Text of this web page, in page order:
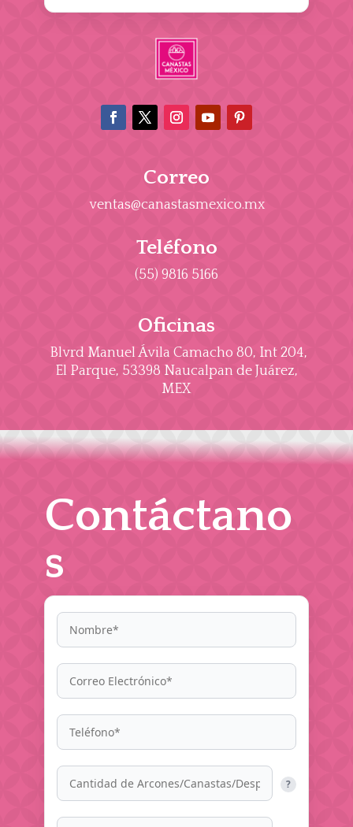
Correo
ventas@canastasmexico.mx
Teléfono
(55) 9816 5166
Oficinas
Blvrd Manuel Ávila Camacho 80, Int 204,
El Parque, 53398 Naucalpan de Juárez,
MEX
Contáctano
s
?